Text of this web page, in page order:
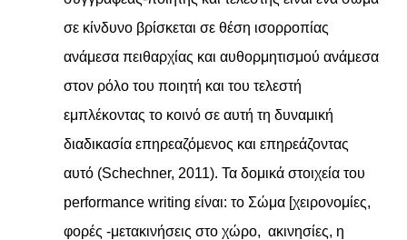
σε κίνδυνο βρίσκεται σε θέση ισορροπίας
ανάμεσα πειθαρχίας και αυθορμητισμού ανάμεσα
στον ρόλο του ποιητή και του τελεστή
εμπλέκοντας το κοινό σε αυτή τη δυναμική
διαδικασία επηρεαζόμενος και επηρεάζοντας
αυτό (Schechner, 2011). Τα δομικά στοιχεία του
performance writing είναι: το Σώμα [χειρονομίες,
φορές -μετακινήσεις στο χώρο, ακινησίες, η